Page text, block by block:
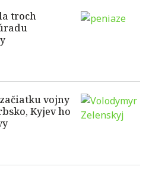
troch
vojny
Kyjev ho